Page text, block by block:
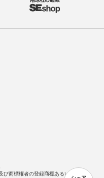
び商標権者の登録商標あるいは商標で